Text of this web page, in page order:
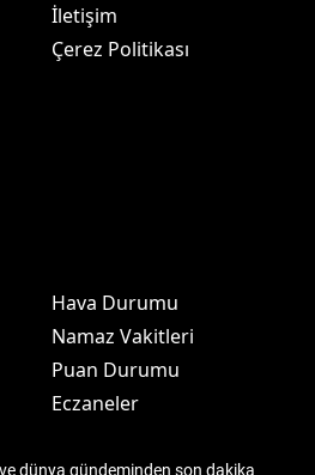
İletişim
Çerez Politikası
Hava Durumu
Namaz Vakitleri
Puan Durumu
Eczaneler
dünya gündeminden son dakika